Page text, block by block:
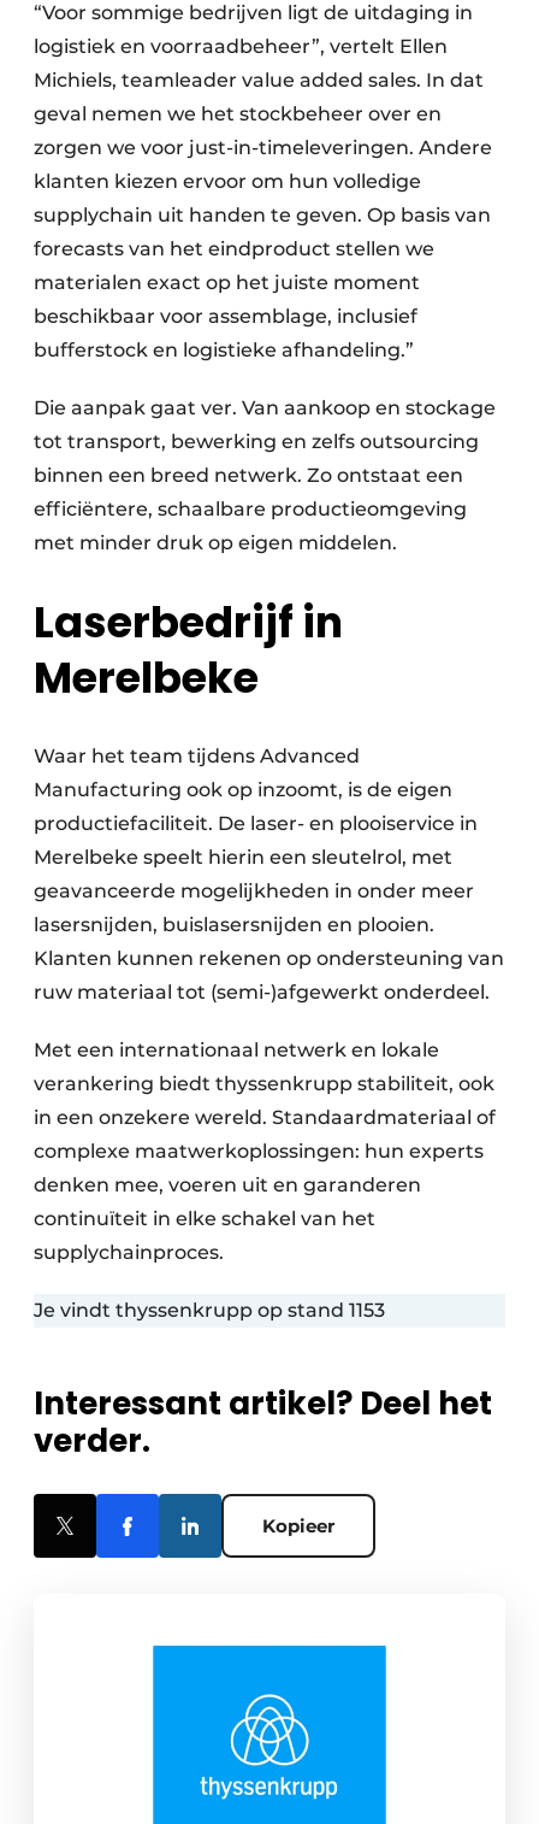
“Voor sommige bedrijven ligt de uitdaging in
logistiek en voorraadbeheer”, vertelt Ellen
Michiels, teamleader value added sales. In dat
geval nemen we het stockbeheer over en
zorgen we voor just-in-timeleveringen. Andere
klanten kiezen ervoor om hun volledige
supplychain uit handen te geven. Op basis van
forecasts van het eindproduct stellen we
materialen exact op het juiste moment
beschikbaar voor assemblage, inclusief
bufferstock en logistieke afhandeling.”
Die aanpak gaat ver. Van aankoop en stockage
tot transport, bewerking en zelfs outsourcing
binnen een breed netwerk. Zo ontstaat een
efficiëntere, schaalbare productieomgeving
met minder druk op eigen middelen.
Laserbedrijf in
Merelbeke
Waar het team tijdens Advanced
Manufacturing ook op inzoomt, is de eigen
productie­faciliteit. De laser- en plooiservice in
Merelbeke speelt hierin een sleutelrol, met
geavanceerde mogelijkheden in onder meer
lasersnijden, buislasersnijden en plooien.
Klanten kunnen rekenen op ondersteuning van
ruw materiaal tot (semi-)afgewerkt onderdeel.
Met een internationaal netwerk en lokale
verankering biedt thyssenkrupp stabiliteit, ook
in een onzekere wereld. Standaardmateriaal of
complexe maatwerkoplossingen: hun experts
denken mee, voeren uit en garanderen
continuïteit in elke schakel van het
supplychainproces.
Je vindt thyssenkrupp op stand 1153
Interessant artikel? Deel het
verder.
Kopieer